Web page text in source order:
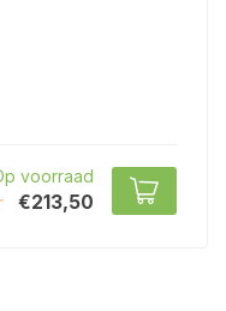
voorraad
€213,50